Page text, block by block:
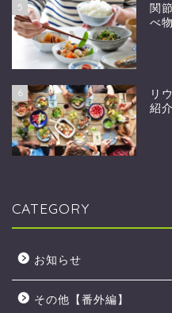
5
関
べ
6
リ
紹
CATEGORY
お知らせ
その他【番外編】